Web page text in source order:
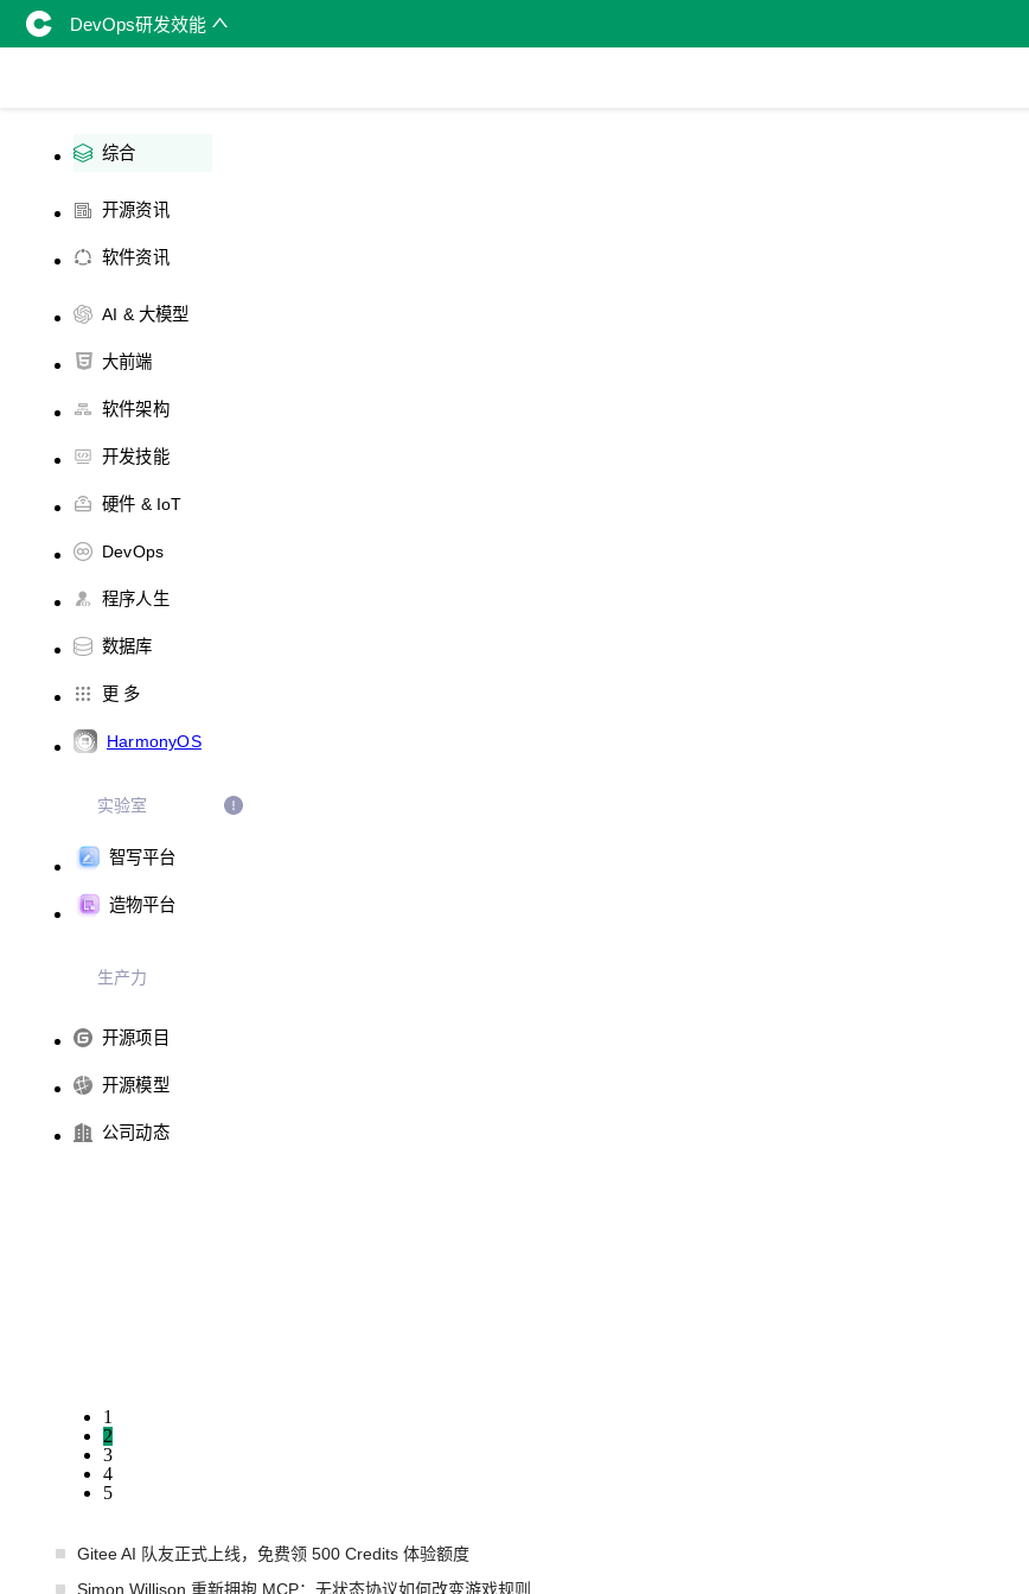
DevOps研发效能
综合
开源资讯
软件资讯
AI & 大模型
大前端
软件架构
开发技能
硬件 & IoT
DevOps
程序人生
数据库
更 多
HarmonyOS
实验室
智写平台
造物平台
生产力
开源项目
开源模型
公司动态
1
2
3
4
5
Gitee AI 队友正式上线，免费领 500 Credits 体验额度
Simon Willison 重新拥抱 MCP：无状态协议如何改变游戏规则